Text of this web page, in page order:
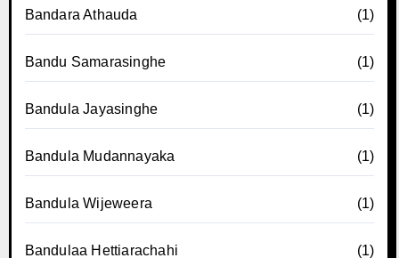
Bandara Athauda (1)
Bandu Samarasinghe (1)
Bandula Jayasinghe (1)
Bandula Mudannayaka (1)
Bandula Wijeweera (1)
Bandulaa Hettiarachahi (1)